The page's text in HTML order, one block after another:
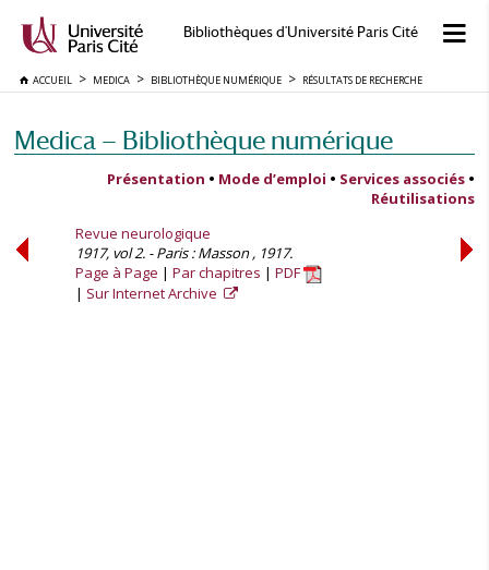
Bibliothèques d'Université Paris Cité
ACCUEIL MEDICA BIBLIOTHÈQUE NUMÉRIQUE RÉSULTATS DE RECHERCHE
Medica — Bibliothèque numérique
Présentation • Mode d’emploi • Services associés •
Réutilisations
Revue neurologique
1917, vol 2. - Paris : Masson , 1917.
Page à Page
Par chapitres
PDF
Sur Internet Archive